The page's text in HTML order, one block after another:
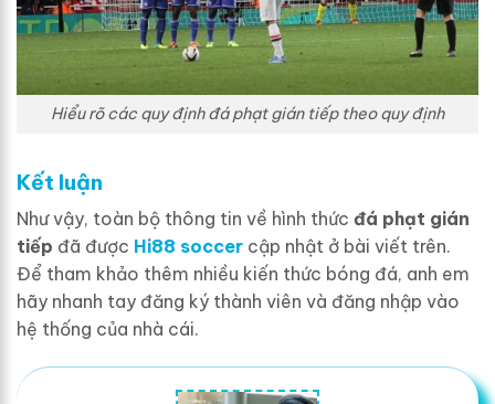
Hiểu rõ các quy định đá phạt gián tiếp theo quy định
Kết luận
Như vậy, toàn bộ thông tin về hình thức đá phạt gián
tiếp đã được Hi88 soccer cập nhật ở bài viết trên.
Để tham khảo thêm nhiều kiến thức bóng đá, anh em
hãy nhanh tay đăng ký thành viên và đăng nhập vào
hệ thống của nhà cái.